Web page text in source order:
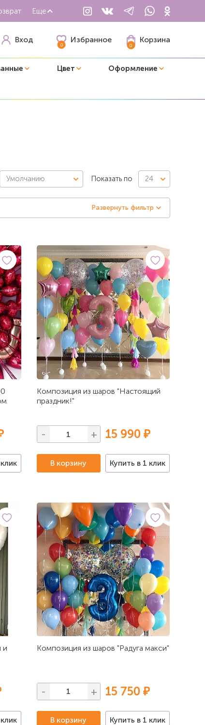
Еще
Вход
0
Избранное
0
Корзина
Цвет Оформление
Умолчанию Показать по 24
Развернуть фильтр
Композиция из шаров "Настоящий
праздник!"
- + 15 990 ₽
В корзину Купить в 1 клик
и
Композиция из шаров "Радуга макси"
- + 15 750 ₽
В корзину Купить в 1 клик